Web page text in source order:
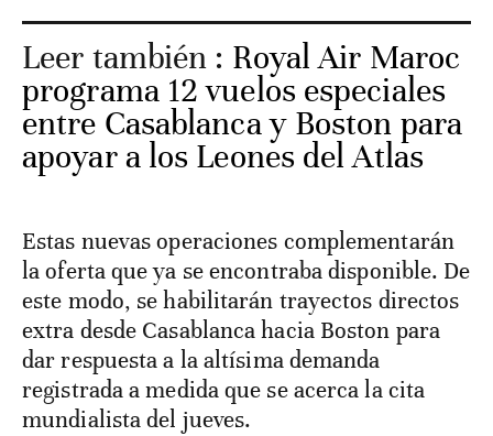
Leer también : Royal Air Maroc
programa 12 vuelos especiales
entre Casablanca y Boston para
apoyar a los Leones del Atlas
Estas nuevas operaciones complementarán
la oferta que ya se encontraba disponible. De
este modo, se habilitarán trayectos directos
extra desde Casablanca hacia Boston para
dar respuesta a la altísima demanda
registrada a medida que se acerca la cita
mundialista del jueves.